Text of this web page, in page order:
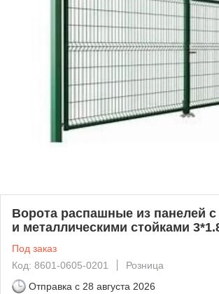
Ворота распашные из панелей с
и металлическими стойками
Под заказ
Код: 8601-0605-0201
Розница
Отправка с 28 августа 2026